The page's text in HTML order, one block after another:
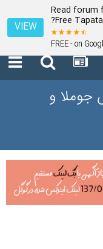
Read forum
Free
FREE - on
VIEW
جوملا و